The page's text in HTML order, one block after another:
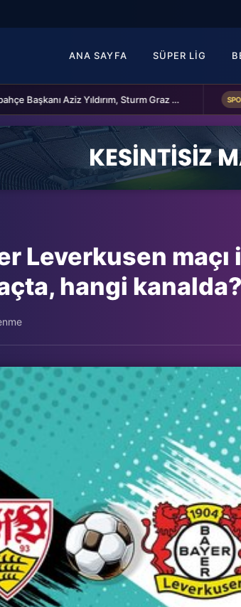
ANA SAYFA SÜPER LIG
Fenerbahçe Başkanı Aziz Yıldırım, Sturm Graz maçı öncesi takımı ziyaret etti
Leverkusen maçı
hangi kanalda?